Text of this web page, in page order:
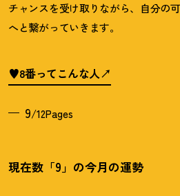
チャンスを受け取りながら、自分の
へと繋がっていきます。
♥8番ってこんな人
9/12Pages
現在数「9」の今月の運勢